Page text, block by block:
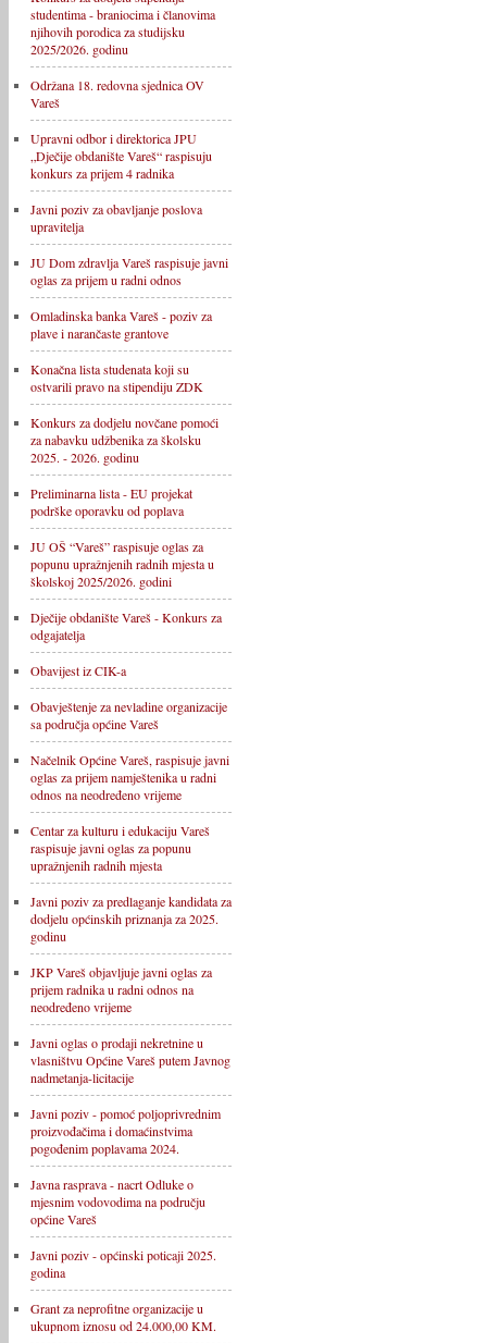
studentima - braniocima i članovima
njihovih porodica za studijsku
2025/2026. godinu
Održana 18. redovna sjednica OV
Vareš
Upravni odbor i direktorica JPU
„Dječije obdanište Vareš“ raspisuju
konkurs za prijem 4 radnika
Javni poziv za obavljanje poslova
upravitelja
JU Dom zdravlja Vareš raspisuje javni
oglas za prijem u radni odnos
Omladinska banka Vareš - poziv za
plave i narančaste grantove
Konačna lista studenata koji su
ostvarili pravo na stipendiju ZDK
Konkurs za dodjelu novčane pomoći
za nabavku udžbenika za školsku
2025. - 2026. godinu
Preliminarna lista - EU projekat
podrške oporavku od poplava
JU OŠ “Vareš” raspisuje oglas za
popunu upražnjenih radnih mjesta u
školskoj 2025/2026. godini
Dječije obdanište Vareš - Konkurs za
odgajatelja
Obavijest iz CIK-a
Obavještenje za nevladine organizacije
sa područja općine Vareš
Načelnik Općine Vareš, raspisuje javni
oglas za prijem namještenika u radni
odnos na neodređeno vrijeme
Centar za kulturu i edukaciju Vareš
raspisuje javni oglas za popunu
upražnjenih radnih mjesta
Javni poziv za predlaganje kandidata za
dodjelu općinskih priznanja za 2025.
godinu
JKP Vareš objavljuje javni oglas za
prijem radnika u radni odnos na
neodređeno vrijeme
Javni oglas o prodaji nekretnine u
vlasništvu Općine Vareš putem Javnog
nadmetanja-licitacije
Javni poziv - pomoć poljoprivrednim
proizvođačima i domaćinstvima
pogođenim poplavama 2024.
Javna rasprava - nacrt Odluke o
mjesnim vodovodima na području
općine Vareš
Javni poziv - općinski poticaji 2025.
godina
Grant za neprofitne organizacije u
ukupnom iznosu od 24.000,00 KM.